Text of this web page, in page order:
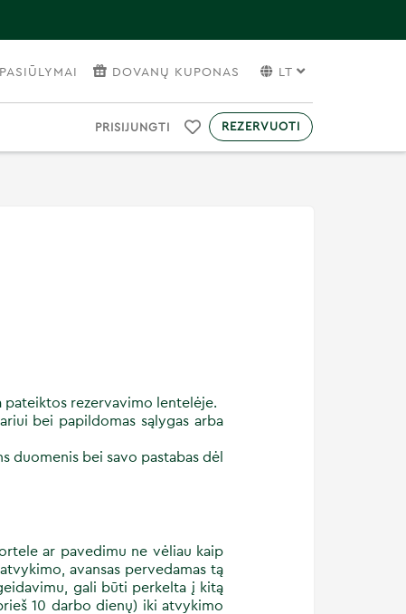
PASIŪLYMAI DOVANŲ KUPONAS LT
PRISIJUNGTI REZERVUOTI
pateiktos rezervavimo lentelėje.
bei papildomas sąlygas arba
duomenis bei savo pastabas dėl
ar pavedimu ne vėliau kaip
avansas pervedamas tą
gali būti perkelta į kitą
10 darbo dienų) iki atvykimo